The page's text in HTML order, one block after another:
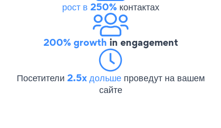
рост в 250%контактах
200% growth in engagement
Посетители 2.5x дольше проведут на вашем
сайте